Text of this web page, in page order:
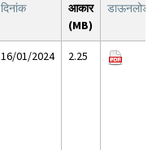
दिनांक
आकार
(MB)
डाऊनलोड
16/01/2024 2.25